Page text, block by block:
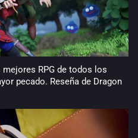
RPG de todos los
pecado. Reseña de Dragon